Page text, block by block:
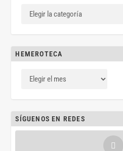
HEMEROTECA
SÍGUENOS EN REDES